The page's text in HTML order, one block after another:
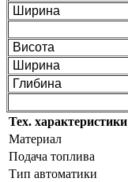
Ширина
Висота
Ширина
Глибина
Тех. характеристики
Материал
Подача топлива
Тип автоматики